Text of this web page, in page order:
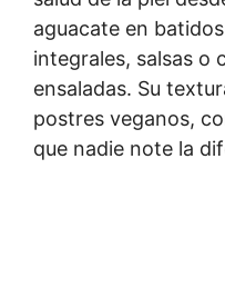
aguacate en
integrales, salsas o
ensaladas. Su
postres veganos,
que nadie note la